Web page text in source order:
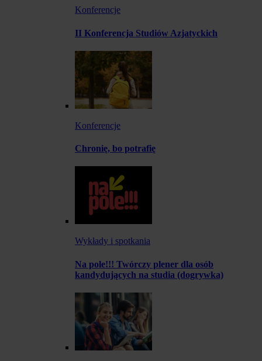
Konferencje
II Konferencja Studiów Azjatyckich
Konferencje
Chronię, bo potrafię
Wykłady i spotkania
Na pole!!! Twórczy plener dla osób
kandydujących na studia (dogrywka)